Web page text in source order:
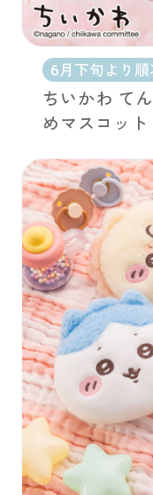
6月下旬より
ちいかわ て
めマスコット